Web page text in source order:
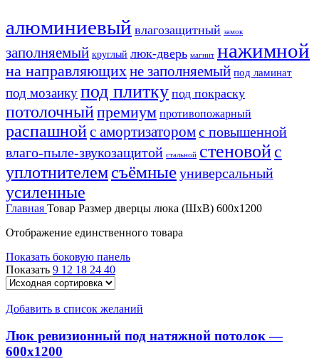
алюминиевый влагозащитный замок
заполняемый круглый люк-дверь магнит нажимной
на направляющихне заполняемый под ламинат
под мозаикупод плитку под покраску
потолочныйпремиум противопожарный
распашнойс амортизаторомс повышенной
влаго-пыле-звукозащитой стальной стеновойс
уплотнителемсъёмныеуниверсальный
усиленные
Главная Товар Размер дверцы люка (ШхВ) 600х1200
Отображение единственного товара
Показать боковую панель
Показать 9 12 18 24 40
Добавить в список желаний
Люк ревизионный под натяжной потолок —
600х1200